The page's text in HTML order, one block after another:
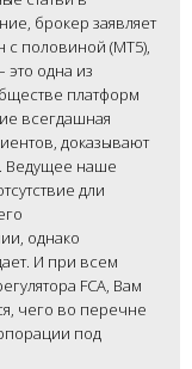
брокер заявляет
половиной (MT5),
это одна из
платформ
всегдашная
доказывают
Ведущее наше
дли
однако
И при всем
FCA, Вам
чего во перечне
под